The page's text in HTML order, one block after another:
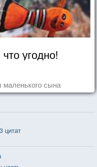
угодно!
сына
цитат